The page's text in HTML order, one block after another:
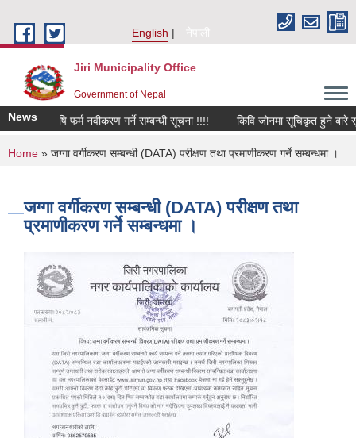
English
नेपाली
Jiri Municipality Office
Government of Nepal
News
कृषि फर्म नवीकरण गर्ने सम्बन्धी सूचना !!!! किवि जोनमा सूचिकृत हुने बारे सूचना।
You are here
Home » जग्गा वर्गीकरण सम्बन्धी (DATA) परीक्षण तथा प्रमाणीकरण गर्ने सम्बन्धमा ।
जग्गा वर्गीकरण सम्बन्धी (DATA) परीक्षण तथा
प्रमाणीकरण गर्ने सम्बन्धमा ।